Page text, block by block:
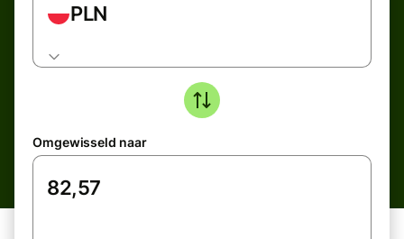
PLN
Omgewisseld naar